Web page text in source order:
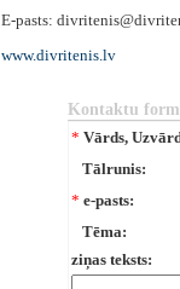
E-pasts:
www.divritenis.lv
Kontaktu
* Vārds,
Tālrunis:
* e-pasts:
Tēma:
ziņas teksts: